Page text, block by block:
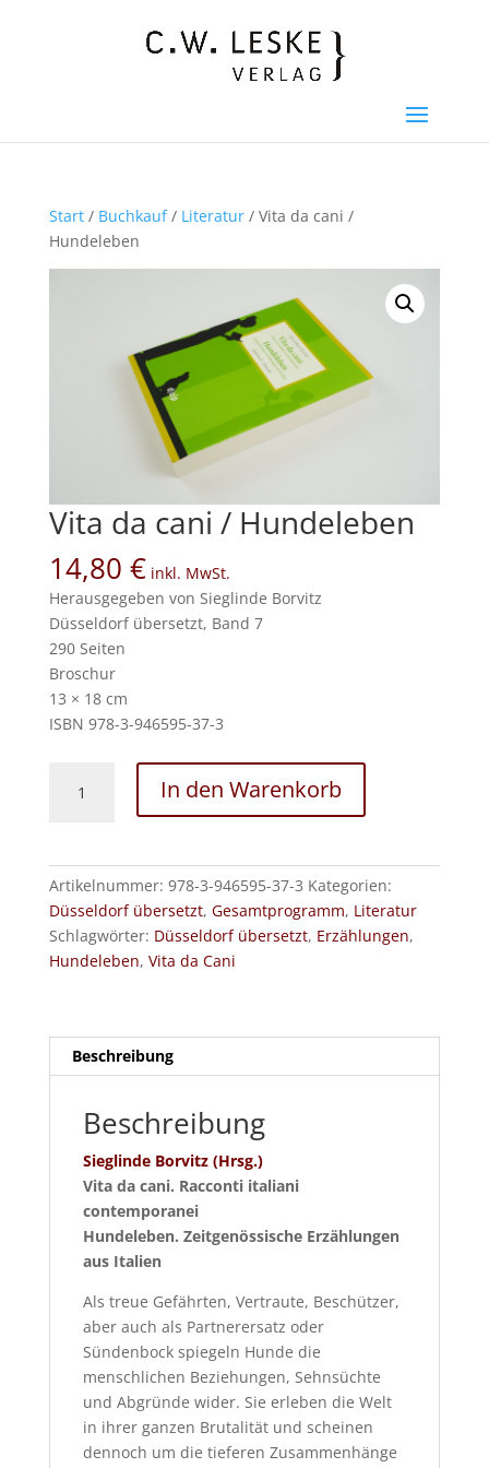
Start/ Buchkauf/ Literatur/ Vita da cani /
Hundeleben
Vita da cani / Hundeleben
14,80 € inkl. MwSt.
Herausgegeben von Sieglinde Borvitz
Düsseldorf übersetzt, Band 7
290 Seiten
Broschur
13 × 18 cm
ISBN 978-3-946595-37-3
In den Warenkorb
Artikelnummer: 978-3-946595-37-3 Kategorien:
Düsseldorf übersetzt, Gesamtprogramm, Literatur
Schlagwörter: Düsseldorf übersetzt, Erzählungen,
Hundeleben, Vita da Cani
Beschreibung
Beschreibung
Sieglinde Borvitz (Hrsg.)
Vita da cani. Racconti italiani
contemporanei
Hundeleben. Zeitgenössische Erzählungen
aus Italien
Als treue Gefährten, Vertraute, Beschützer,
aber auch als Partnerersatz oder
Sündenbock spiegeln Hunde die
menschlichen Beziehungen, Sehnsüchte
und Abgründe wider. Sie erleben die Welt
in ihrer ganzen Brutalität und scheinen
dennoch um die tieferen Zusammenhänge